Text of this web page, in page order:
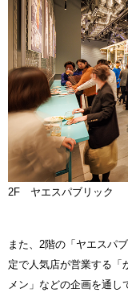
2F ヤエスパブリック
また、2階の「ヤエスパ
定で人気店が営業する「
メン」などの企画を通し